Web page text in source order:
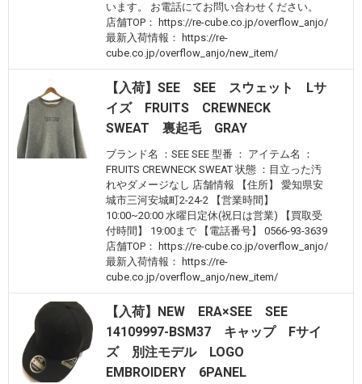
います。 お電話にてお問い合わせください。
店舗TOP： https://re-cube.co.jp/overflow_anjo/
最新入荷情報： https://re-
cube.co.jp/overflow_anjo/new_item/
【入荷】SEE SEE スウェット Lサ
イズ FRUITS CREWNECK
SWEAT 裏起毛 GRAY
ブランド名 ：SEE SEE 型番 ： アイテム名 ：
FRUITS CREWNECK SWEAT 状態 ：目立った汚
れやダメージなし 店舗情報 【住所】 愛知県安
城市三河安城町2-24-2 【営業時間】
10:00~20:00 水曜日定休(祝日は営業) 【買取受
付時間】 19:00まで 【電話番号】 0566-93-3639
店舗TOP： https://re-cube.co.jp/overflow_anjo/
最新入荷情報： https://re-
cube.co.jp/overflow_anjo/new_item/
【入荷】NEW ERA×SEE SEE
14109997-BSM37 キャップ Fサイ
ズ 別注モデル LOGO
EMBROIDERY 6PANEL